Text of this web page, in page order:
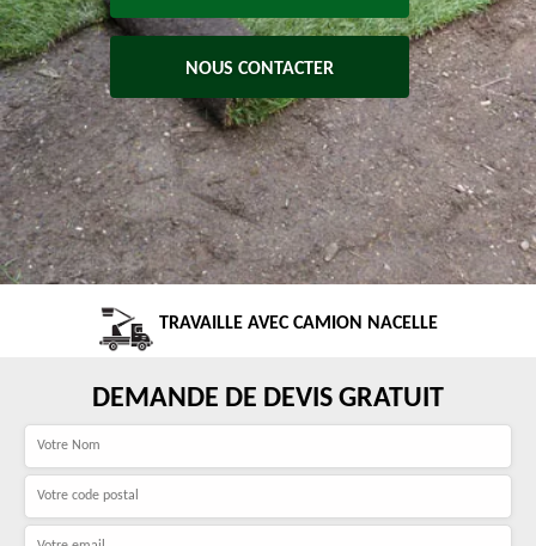
NOUS CONTACTER
TRAVAILLE AVEC CAMION NACELLE
DEMANDE DE DEVIS GRATUIT